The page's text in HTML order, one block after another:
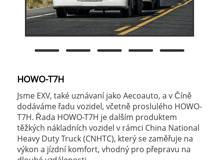
HOWO-T7H
Jsme EXV, také uznávaní jako Aecoauto, a v Číně
dodáváme řadu vozidel, včetně proslulého HOWO-
T7H. Řada HOWO-T7H je dalším produktem
těžkých nákladních vozidel v rámci China National
Heavy Duty Truck (CNHTC), který se zaměřuje na
výkon a jízdní komfort, vhodný pro přepravu na